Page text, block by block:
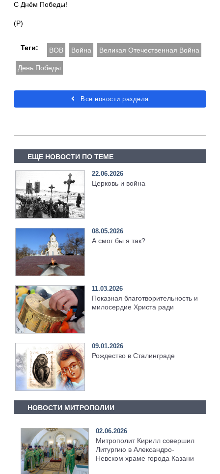
С Днём Победы!
(Р)
Теги: ВОВ Война Великая Отечественная Война
День Победы
Все новости раздела
ЕЩЕ НОВОСТИ ПО ТЕМЕ
22.06.2026
Церковь и война
08.05.2026
А смог бы я так?
11.03.2026
Показная благотворительность и
милосердие Христа ради
09.01.2026
Рождество в Сталинграде
НОВОСТИ МИТРОПОЛИИ
02.06.2026
Митрополит Кирилл совершил
Литургию в Александро-
Невском храме города Казани